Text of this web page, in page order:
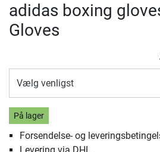
adidas boxing
Gloves
Vælg venligst
På lager
Forsendelse- og